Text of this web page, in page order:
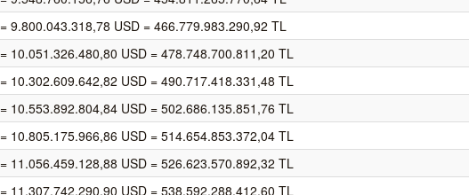
= 9.800.043.318,78 USD = 466.779.983.290,92 TL
= 10.051.326.480,80 USD = 478.748.700.811,20 TL
= 10.302.609.642,82 USD = 490.717.418.331,48 TL
= 10.553.892.804,84 USD = 502.686.135.851,76 TL
= 10.805.175.966,86 USD = 514.654.853.372,04 TL
= 11.056.459.128,88 USD = 526.623.570.892,32 TL
= 11.307.742.290,90 USD = 538.592.288.412,60 TL